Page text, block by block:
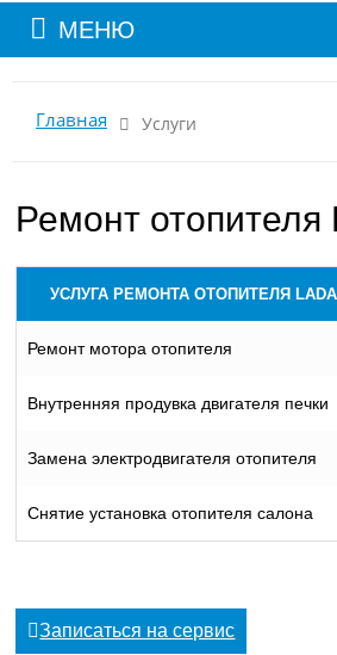
МЕНЮ
Главная Услуги
Ремонт отопителя
УСЛУГА РЕМОНТА ОТОПИТЕЛЯ LADA
Ремонт мотора отопителя
Внутренняя продувка двигателя печки
Замена электродвигателя отопителя
Снятие установка отопителя салона
Записаться на сервис